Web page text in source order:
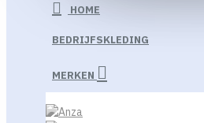
HOME
BEDRIJFSKLEDING
MERKEN